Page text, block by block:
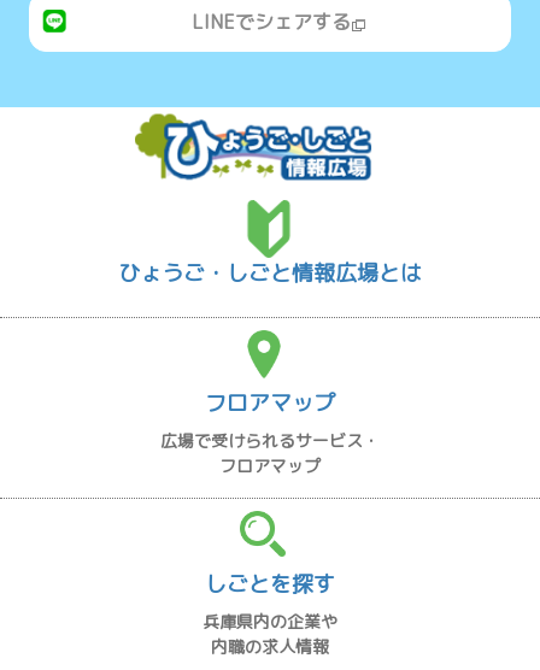
LINEでシェアする
ひょうご・しごと情報広場とは
フロアマップ
広場で受けられるサービス・
フロアマップ
しごとを探す
兵庫県内の企業や
内職の求人情報